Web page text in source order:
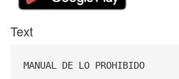
Text
MANUAL DE LO PROHIBIDO